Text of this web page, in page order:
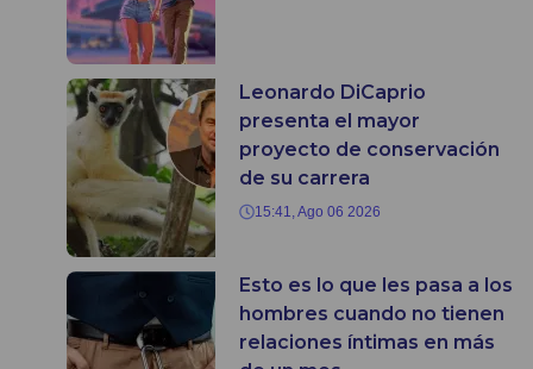
Leonardo DiCaprio
presenta el mayor
proyecto de conservación
de su carrera
15:41, Ago 06 2026
Esto es lo que les pasa a los
hombres cuando no tienen
relaciones íntimas en más